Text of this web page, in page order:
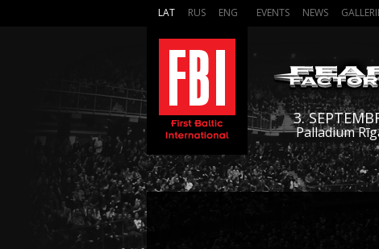
LAT RUS ENG EVENTS NEWS
3.
Palladium